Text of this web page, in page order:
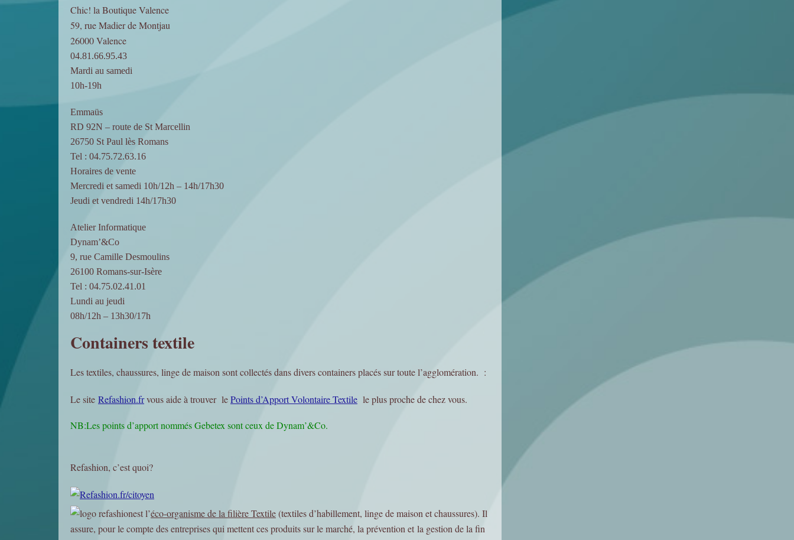
Chic! la Boutique Valence
59, rue Madier de Montjau
26000 Valence
04.81.66.95.43
Mardi au samedi
10h-19h
Emmaüs
RD 92N – route de St Marcellin
26750 St Paul lès Romans
Tel : 04.75.72.63.16
Horaires de vente
Mercredi et samedi 10h/12h – 14h/17h30
Jeudi et vendredi 14h/17h30
Atelier Informatique
Dynam’&Co
9, rue Camille Desmoulins
26100 Romans-sur-Isère
Tel : 04.75.02.41.01
Lundi au jeudi
08h/12h – 13h30/17h
Containers textile
Les textiles, chaussures, linge de maison sont collectés dans divers containers placés sur toute l’agglomération. :
Le site Refashion.frvous aide à trouver lePoints d’Apport Volontaire Textile le plus proche de chez vous.
NB:Les points d’apport nommés Gebetex sont ceux de Dynam’&Co.
Refashion, c’est quoi?
est l’éco-organisme de la filière Textile(textiles d’habillement, linge de maison et chaussures). Il
assure, pour le compte des entreprises qui mettent ces produits sur le marché, la prévention et la gestion de la fin